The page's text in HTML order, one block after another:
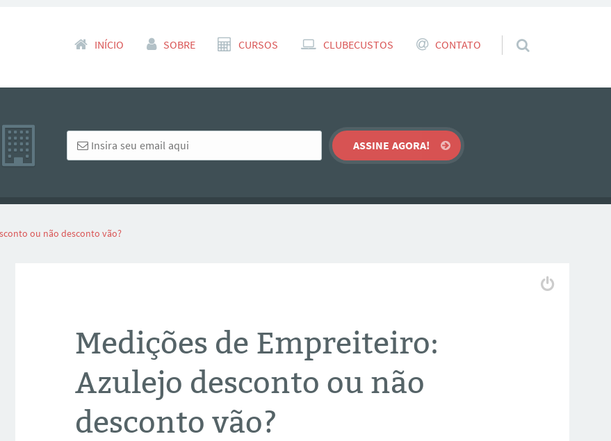
Pular para o conteúdo
INÍCIO SOBRE CURSOS CLUBECUSTOS CONTATO
ou não desconto vão?
Medições de Empreiteiro:
Azulejo desconto ou não
desconto vão?